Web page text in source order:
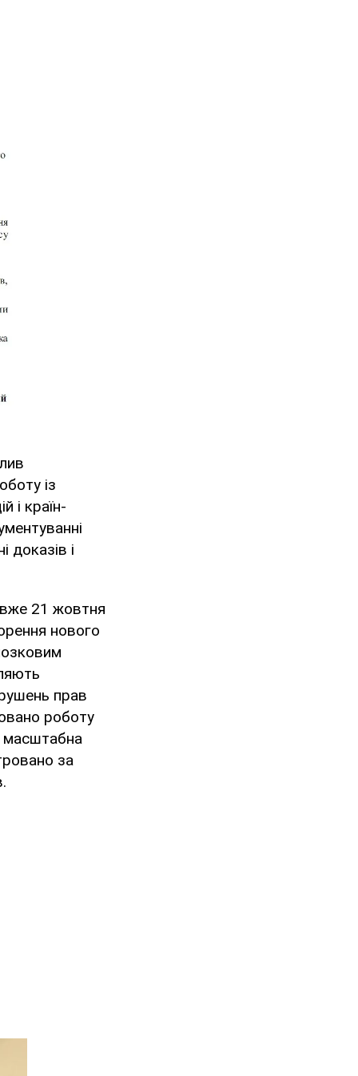
із
і країн-
доказів і
21 жовтня
нового
прав
роботу
масштабна
за